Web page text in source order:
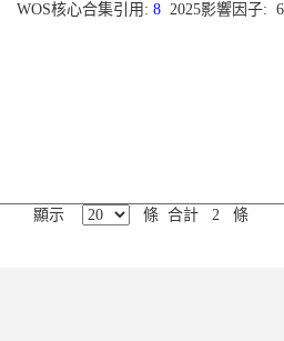
WOS核心合集引用: 8 2025影響因子:
顯示 條 合計 2 條